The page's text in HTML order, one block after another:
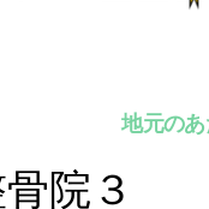
地元の
院３